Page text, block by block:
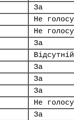
За
Не
Не
За
Відсутній
За
За
За
Не
За